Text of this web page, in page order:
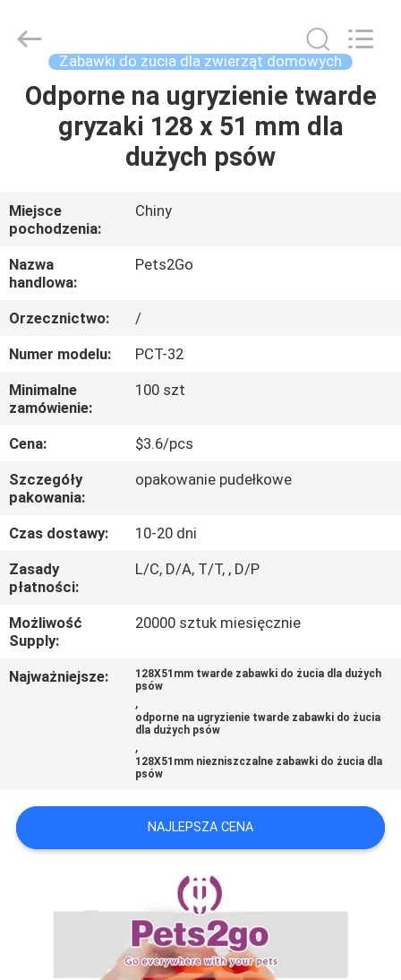
DOM
PRODUKTY
O
NAS
WYCIECZKA
PO
FABRYCE
SKONTAKTUJ
SIĘ
Z
NAMI
POPROSIĆ
O
WYCENĘ
BLOG/NEWS
POLICY
Trading
Co.Ltd.
Reserved.
Zabawki do żucia dla zwierząt domowych
Odporne na ugryzienie twarde
gryzaki 128 x 51 mm dla
dużych psów
Miejsce
pochodzenia:
Chiny
Nazwa
handlowa:
Pets2Go
Orzecznictwo:
/
Numer modelu:
PCT-32
Minimalne
zamówienie:
100 szt
Cena:
$3.6/pcs
Szczegóły
pakowania:
opakowanie pudełkowe
Czas dostawy:
10-20 dni
Zasady
płatności:
L/C, D/A, T/T, , D/P
Możliwość
Supply:
20000 sztuk miesięcznie
Najważniejsze:
128X51mm twarde zabawki do żucia dla dużych
psów
,
odporne na ugryzienie twarde zabawki do żucia
dla dużych psów
,
128X51mm niezniszczalne zabawki do żucia dla
psów
NAJLEPSZA CENA